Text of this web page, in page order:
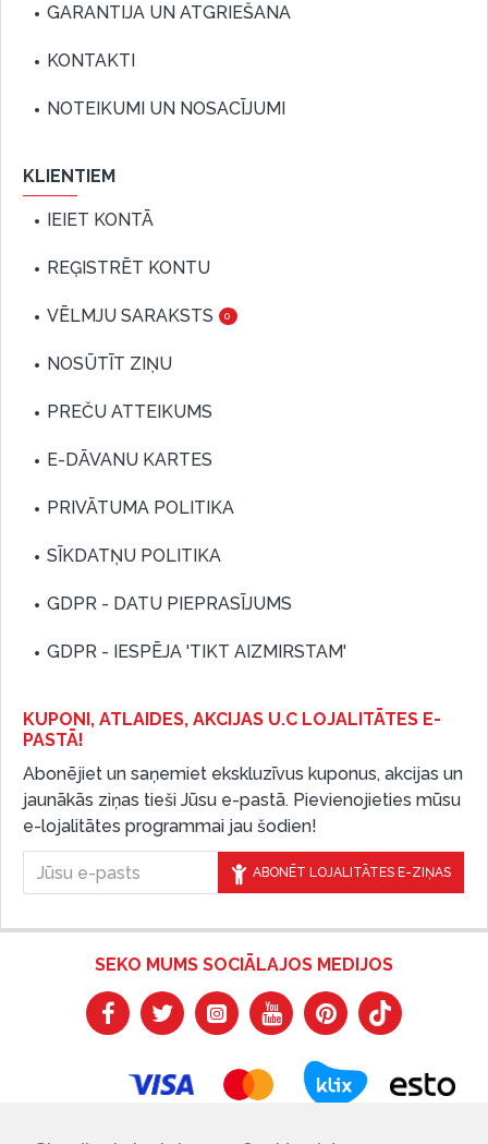
GARANTIJA UN ATGRIEŠANA
KONTAKTI
NOTEIKUMI UN NOSACĪJUMI
KLIENTIEM
IEIET KONTĀ
REĢISTRĒT KONTU
VĒLMJU SARAKSTS 0
NOSŪTĪT ZIŅU
PREČU ATTEIKUMS
E-DĀVANU KARTES
PRIVĀTUMA POLITIKA
SĪKDATŅU POLITIKA
GDPR - DATU PIEPRASĪJUMS
GDPR - IESPĒJA 'TIKT AIZMIRSTAM'
KUPONI, ATLAIDES, AKCIJAS U.C LOJALITĀTES E-
PASTĀ!
Abonējiet un saņemiet ekskluzīvus kuponus, akcijas un
jaunākās ziņas tieši Jūsu e-pastā. Pievienojieties mūsu
e-lojalitātes programmai jau šodien!
ABONĒT LOJALITĀTES E-ZIŅAS
SEKO MUMS SOCIĀLAJOS MEDIJOS